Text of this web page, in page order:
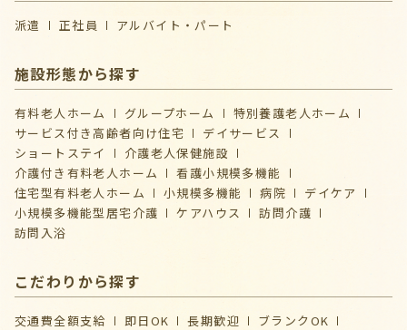
派遣 正社員 アルバイト・パート
施設形態から探す
有料老人ホーム グループホーム
特別養護老人ホーム
サービス付き高齢者向け住宅
デイサービス
ショートステイ
介護⽼⼈保健施設
介護付き有料老人ホーム
看護小規模多機能
住宅型有料老人ホーム
小規模多機能 病院
デイケア
⼩規模多機能型居宅介護
ケアハウス
訪問介護
訪問入浴
こだわりから探す
交通費全額支給 即日OK 長期歓迎
ブランクOK